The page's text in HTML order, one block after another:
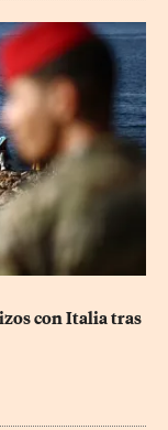
con Italia tras